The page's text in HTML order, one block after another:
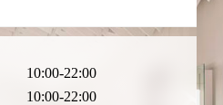
10:00-22:00
10:00-22:00